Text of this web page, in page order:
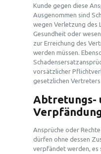
Kunde gegen diese
Ausgenommen sind
wegen Verletzung des
Gesundheit oder
zur Erreichung des
werden müssen.
vorsätzlicher
gesetzlichen
Abtretungs-
Ansprüche oder
dürfen ohne dessen
verpfändet werden, es